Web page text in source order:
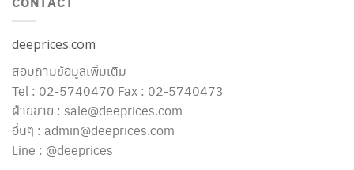
deeprices.com
สอบถามข้อมูลเพิ่มเติม
Tel : 02-5740470 Fax : 02-5740473
ฝ่ายขาย : sale@deeprices.com
อื่นๆ : admin@deeprices.com
Line : @deeprices